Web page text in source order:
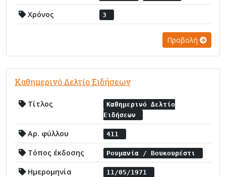
Χρόνος 3
Προβολή
Καθημερινό Δελτίο Ειδήσεων
Τίτλος
Καθημερινό Δελτίο
Ειδήσεων
Αρ. φύλλου 411
Τόπος έκδοσης Ρουμανία / Βουκουρέστι
Ημερομηνία 11/05/1971